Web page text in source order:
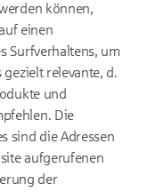
können,
einen
Surfverhaltens, um
relevante, d.
und
Die
sind die Adressen
aufgerufenen
der